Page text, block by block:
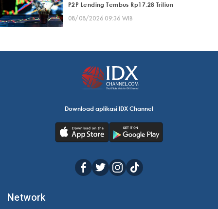
P2P Lending Tembus Rp17,28 Triliun
08/08/2026 09:36 WIB
Download aplikasi IDX Channel
Network